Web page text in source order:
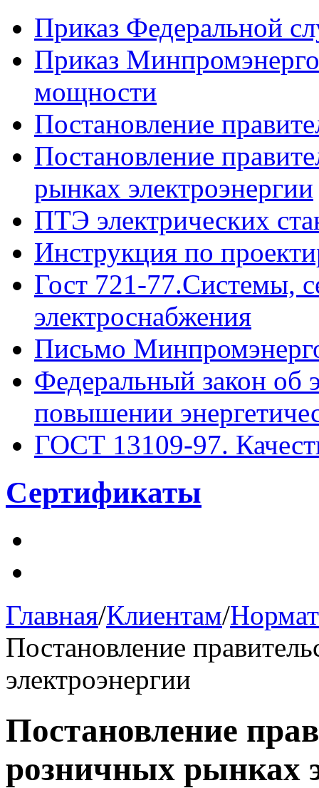
Приказ Федеральной
Приказ
мощности
Постановление
Постановление
рынках электроэнергии
ПТЭ электрических
Инструкция по
Гост 721-77.Системы,
электроснабжения
Письмо
Федеральный закон об
повышении
ГОСТ 13109-97.
Сертификаты
Главная/Клиентам/
Постановление
электроэнергии
Постановление
розничных рынках